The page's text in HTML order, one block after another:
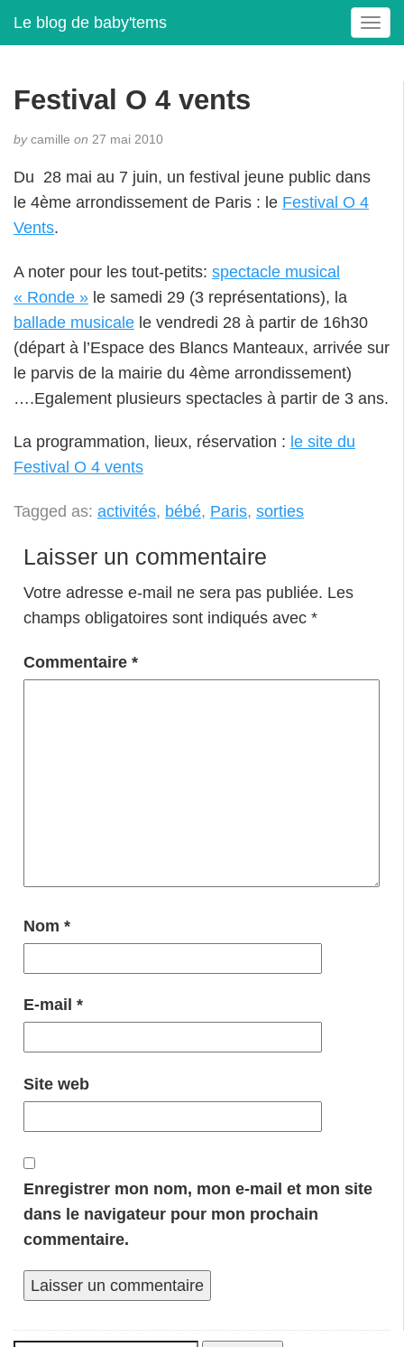
Le blog de baby'tems
T
o
v
Festival O 4 vents
bycamille on 27 mai 2010
Du 28 mai au 7 juin, un festival jeune public dans
le 4ème arrondissement de Paris : le Festival O 4
Vents.
A noter pour les tout-petits: spectacle musical
« Ronde » le samedi 29 (3 représentations), la
ballade musicale le vendredi 28 à partir de 16h30
(départ à l’Espace des Blancs Manteaux, arrivée sur
le parvis de la mairie du 4ème arrondissement)
….Egalement plusieurs spectacles à partir de 3 ans.
La programmation, lieux, réservation : le site du
Festival O 4 vents
Tagged as: activités, bébé, Paris, sorties
Laisser un commentaire
Votre adresse e-mail ne sera pas publiée. Les
champs obligatoires sont indiqués avec *
Commentaire *
Nom *
E-mail *
Site web
Enregistrer mon nom, mon e-mail et mon site
dans le navigateur pour mon prochain
commentaire.